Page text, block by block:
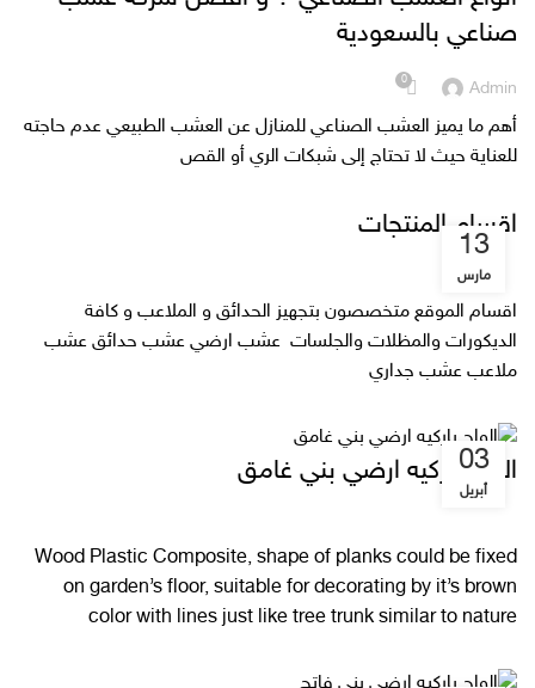
صناعي بالسعودية
Admin
0
أهم ما يميز العشب الصناعي للمنازل عن العشب الطبيعي عدم حاجته
للعناية حيث لا تحتاج إلى شبكات الري أو القص
13
مارس
اقسام المنتجات
اقسام الموقع متخصصون بتجهيز الحدائق و الملاعب و كافة
الديكورات والمظلات والجلسات عشب ارضي عشب حدائق عشب
ملاعب عشب جداري
03
أبريل
الواح باركيه ارضي بني غامق
Wood Plastic Composite, shape of planks could be fixed
on garden’s floor, suitable for decorating by it’s brown
color with lines just like tree trunk similar to nature